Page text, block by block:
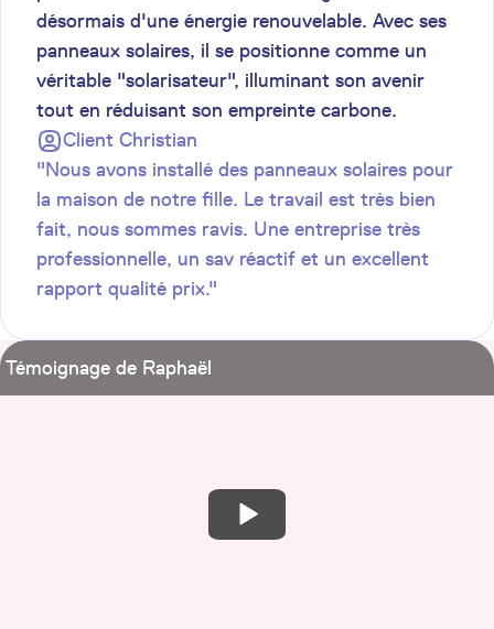
désormais d'une énergie renouvelable. Avec ses
panneaux solaires, il se positionne comme un
véritable "solarisateur", illuminant son avenir
tout en réduisant son empreinte carbone.
Client Christian
"Nous avons installé des panneaux solaires pour
la maison de notre fille. Le travail est très bien
fait, nous sommes ravis. Une entreprise très
professionnelle, un sav réactif et un excellent
rapport qualité prix."
Témoignage de Raphaël